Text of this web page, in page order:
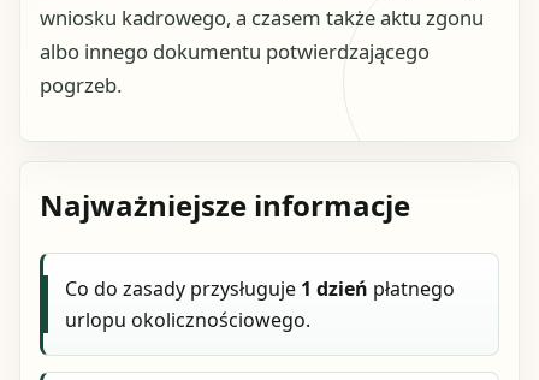
wniosku kadrowego, a czasem także aktu zgonu
albo innego dokumentu potwierdzającego
pogrzeb.
Najważniejsze informacje
Co do zasady przysługuje 1 dzień płatnego
urlopu okolicznościowego.